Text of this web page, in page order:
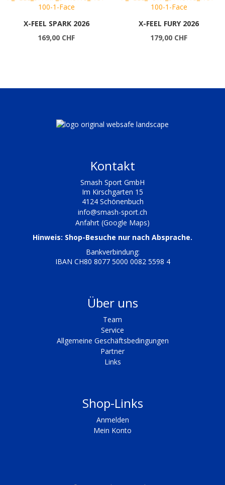
X-FEEL SPARK 2026
169,00 CHF
X-FEEL FURY 2026
179,00 CHF
Kontakt
Smash Sport GmbH
Im Kirschgarten 15
4124 Schönenbuch
info@smash-sport.ch
Anfahrt (Google Maps)
Hinweis: Shop-Besuche nur nach Absprache.
Bankverbindung:
IBAN CH80 8077 5000 0082 5598 4
Über uns
Team
Service
Allgemeine Geschäftsbedingungen
Partner
Links
Shop-Links
Anmelden
Mein Konto